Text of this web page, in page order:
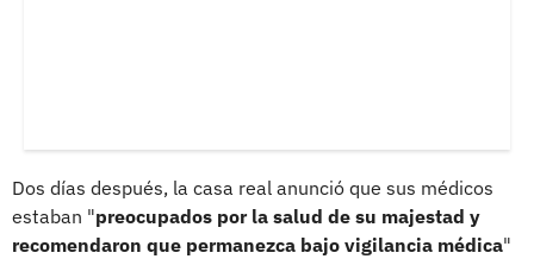
Dos días después, la casa real anunció que sus médicos
estaban "preocupados por la salud de su majestad y
recomendaron que permanezca bajo vigilancia médica"